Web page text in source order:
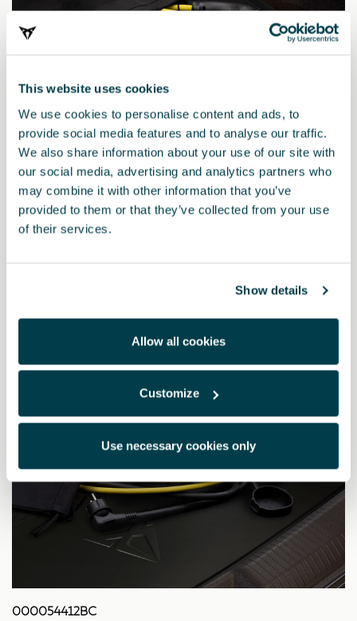
This website uses cookies
We use cookies to personalise content and ads, to
provide social media features and to analyse our traffic.
We also share information about your use of our site with
our social media, advertising and analytics partners who
may combine it with other information that you’ve
provided to them or that they’ve collected from your use
of their services.
Show details
Allow all cookies
Customize
Use necessary cookies only
000054412BD
Komplet električnih polnilnih kablov Mode 3 (javne
000054412BC